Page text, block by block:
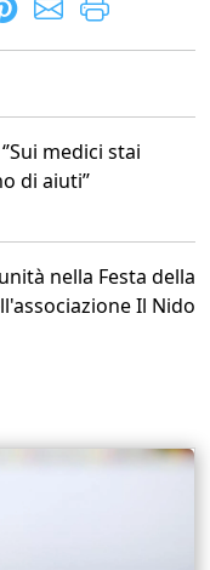
medici stai
di aiuti’’
nella Festa della
Il Nido